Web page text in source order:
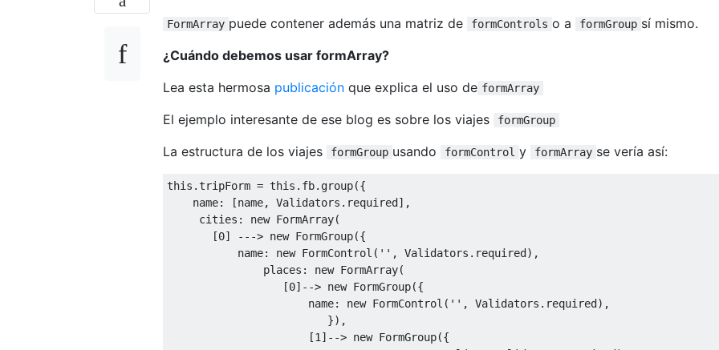
FormArray puede contener además una matriz de formControls o a formGroup sí mismo.
¿Cuándo debemos usar formArray?
Lea esta hermosa publicación que explica el uso de formArray
El ejemplo interesante de ese blog es sobre los viajes formGroup
La estructura de los viajes formGroup usando formControl y formArray se vería así:
this.tripForm = this.fb.group({
    name: [name, Validators.required],
     cities: new FormArray(
       [0] ---> new FormGroup({
           name: new FormControl('', Validators.required),
               places: new FormArray(
                  [0]--> new FormGroup({
                      name: new FormControl('', Validators.required),
                         }),
                      [1]--> new FormGroup({